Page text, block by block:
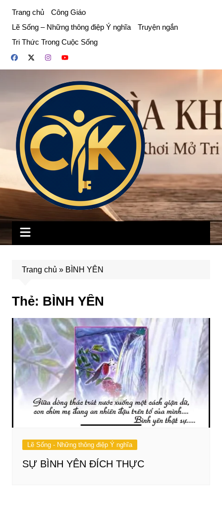
phần
dung
Trang chủ
Công Giáo
Lẽ Sống – Những thông điệp Ý nghĩa
Truyện ngắn
Tri Thức Trong Cuộc Sống
Trang chủ » BÌNH YÊN
Thẻ: BÌNH YÊN
Lẽ Sống - Những thông điệp Ý nghĩa
SỰ BÌNH YÊN ĐÍCH THỰC